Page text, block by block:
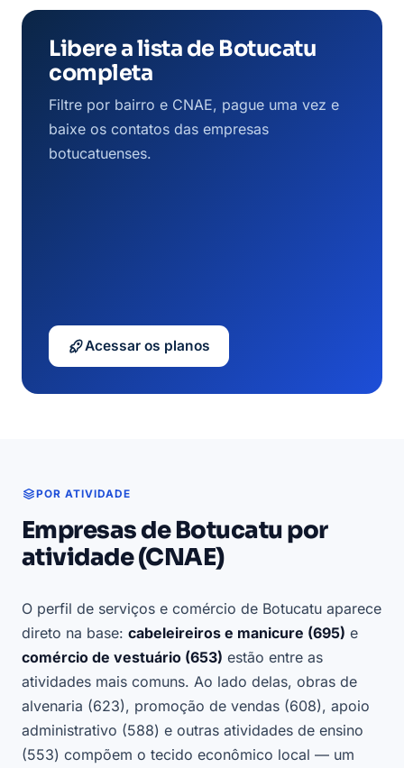
Libere a lista de Botucatu
completa
Filtre por bairro e CNAE, pague uma vez e
baixe os contatos das empresas
botucatuenses.
Acessar os planos
POR ATIVIDADE
Empresas de Botucatu por
atividade (CNAE)
O perfil de serviços e comércio de Botucatu aparece
direto na base: cabeleireiros e manicure (695) e
comércio de vestuário (653) estão entre as
atividades mais comuns. Ao lado delas, obras de
alvenaria (623), promoção de vendas (608), apoio
administrativo (588) e outras atividades de ensino
(553) compõem o tecido econômico local — um